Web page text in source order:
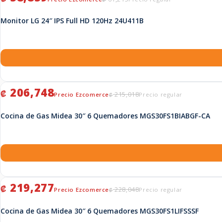
Monitor LG 24″ IPS Full HD 120Hz 24U411B
₡215,018
El precio original era: ₡ 215,018.
₡ 206,748
El precio actual es: ₡ 206,748.
Cocina de Gas Midea 30″ 6 Quemadores MGS30FS1BIABGF-CA
₡228,048
El precio original era: ₡ 228,048.
₡ 219,277
El precio actual es: ₡ 219,277.
Cocina de Gas Midea 30″ 6 Quemadores MGS30FS1LIFSSSF